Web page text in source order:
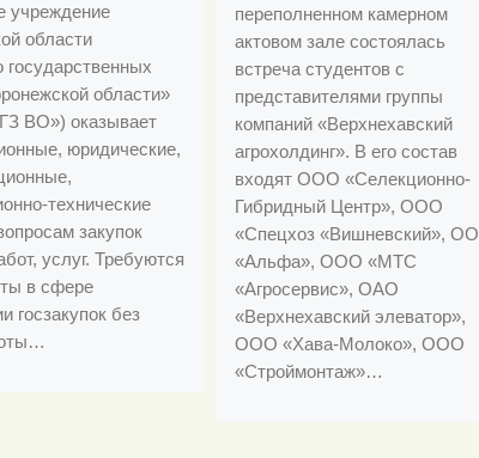
учреждение
области
государственных
области»
ВО») оказывает
юридические,
технические
закупок
услуг. Требуются
в сфере
госзакупок без
переполненном камерном
актовом зале состоялась
встреча студентов с
представителями группы
компаний «Верхнехавский
агрохолдинг». В его состав
входят ООО «Селекционно-
Гибридный Центр», ООО
«Спецхоз «Вишневский»,
«Альфа», ООО «МТС
«Агросервис», ОАО
«Верхнехавский элеватор»,
ООО «Хава-Молоко», ООО
«Строймонтаж»…